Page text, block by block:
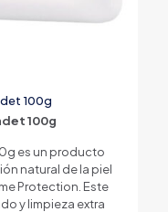
100g
100g
es un producto
natural de la piel
Protection. Este
y limpieza extra